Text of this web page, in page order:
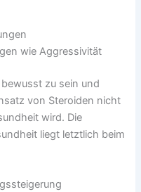
wie Aggressivität
zu sein und
von Steroiden nicht
wird. Die
liegt letztlich beim